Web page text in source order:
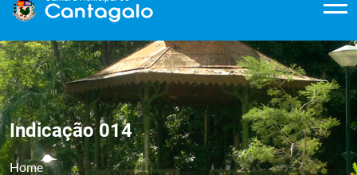
Indicação 014
Home